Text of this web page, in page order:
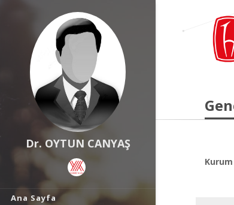
Dr. OYTUN CANYAŞ
Ana Sayfa